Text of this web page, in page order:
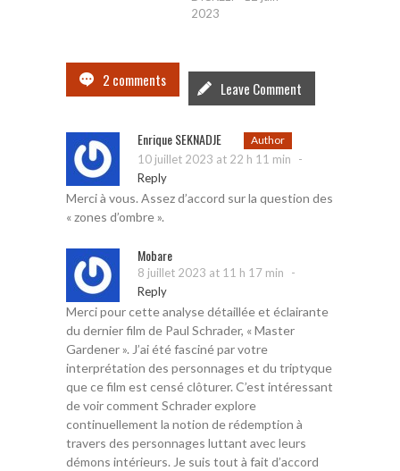
2023
2 comments Leave Comment
Enrique SEKNADJE Author
10 juillet 2023 at 22 h 11 min -
Reply
Merci à vous. Assez d’accord sur la question des
« zones d’ombre ».
Mobare
8 juillet 2023 at 11 h 17 min -
Reply
Merci pour cette analyse détaillée et éclairante
du dernier film de Paul Schrader, « Master
Gardener ». J’ai été fasciné par votre
interprétation des personnages et du triptyque
que ce film est censé clôturer. C’est intéressant
de voir comment Schrader explore
continuellement la notion de rédemption à
travers des personnages luttant avec leurs
démons intérieurs. Je suis tout à fait d’accord